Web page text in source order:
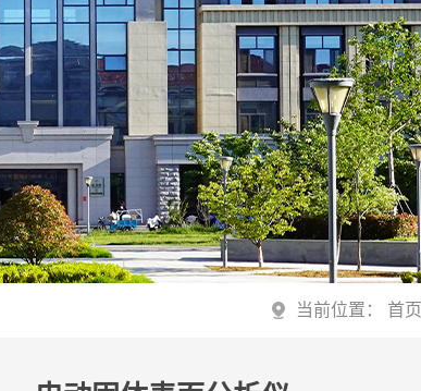
当前位置： 首页